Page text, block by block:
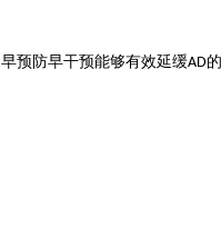
早预防早干预能够有效延缓AD